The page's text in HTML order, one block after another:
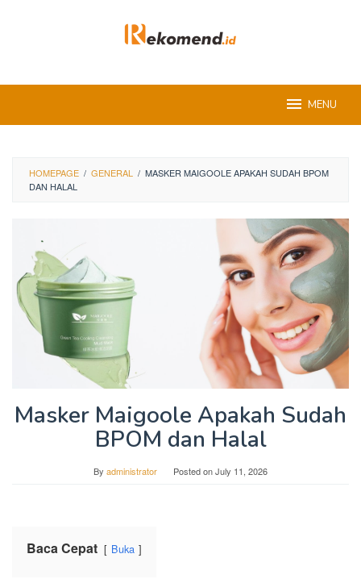
MENU
HOMEPAGE / GENERAL / MASKER MAIGOOLE APAKAH SUDAH BPOM
DAN HALAL
Masker Maigoole Apakah Sudah
BPOM dan Halal
By administrator Posted onJuly 11, 2026
Baca Cepat Buka